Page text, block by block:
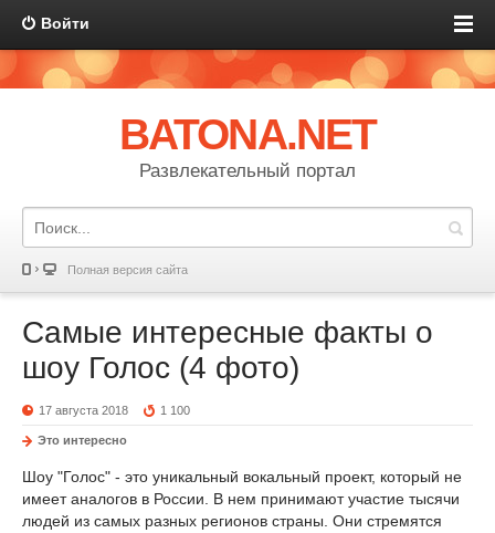
Войти
BATONA.NET
Развлекательный портал
Полная версия сайта
Самые интересные факты о
шоу Голос (4 фото)
17 августа 2018 1 100
Это интересно
Шоу "Голос" - это уникальный вокальный проект, который не
имеет аналогов в России. В нем принимают участие тысячи
людей из самых разных регионов страны. Они стремятся